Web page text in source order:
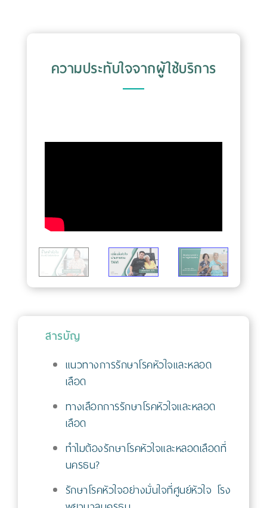
ความประทับใจจากผู้ใช้บริการ
สารบัญ
แนวทางการรักษาโรคหัวใจและหลอด
เลือด
ทางเลือกการรักษาโรคหัวใจและหลอด
เลือด
ทำไมต้องรักษาโรคหัวใจและหลอดเลือดที่
นครธน?
รักษาโรคหัวใจอย่างมั่นใจที่ศูนย์หัวใจ โรง